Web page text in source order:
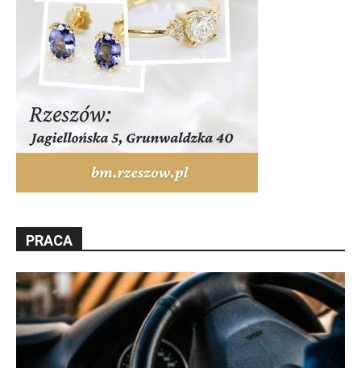
PRACA